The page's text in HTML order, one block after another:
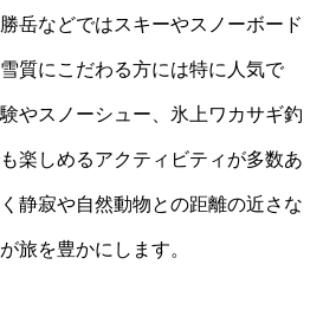
岳などではスキーやスノーボード
質にこだわる方には特に人気で
やスノーシュー、氷上ワカサギ釣
楽しめるアクティビティが多数あ
静寂や自然動物との距離の近さな
旅を豊かにします。